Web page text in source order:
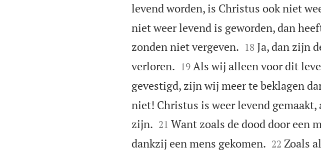
levend worden, is Christus ook niet
niet weer levend is geworden, dan
zonden niet vergeven.
18 Ja, dan zijn
verloren.
19 Als wij alleen voor dit
gevestigd, zijn wij meer te beklagen
niet! Christus is weer levend gemaakt,
zijn.
21 Want zoals de dood door een
dankzij een mens gekomen.
22 Zoals